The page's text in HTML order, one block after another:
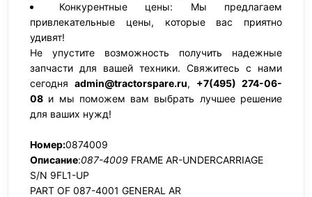
Конкурентные цены: Мы предлагаем
привлекательные цены, которые вас приятно
удивят!
Не упустите возможность получить надежные
запчасти для вашей техники. Свяжитесь с нами
сегодня admin@tractorspare.ru, +7(495) 274-06-
08 и мы поможем вам выбрать лучшее решение
для ваших нужд!
Номер:0874009
Описание:087-4009 FRAME AR-UNDERCARRIAGE
S/N 9FL1-UP
PART OF 087-4001 GENERAL AR